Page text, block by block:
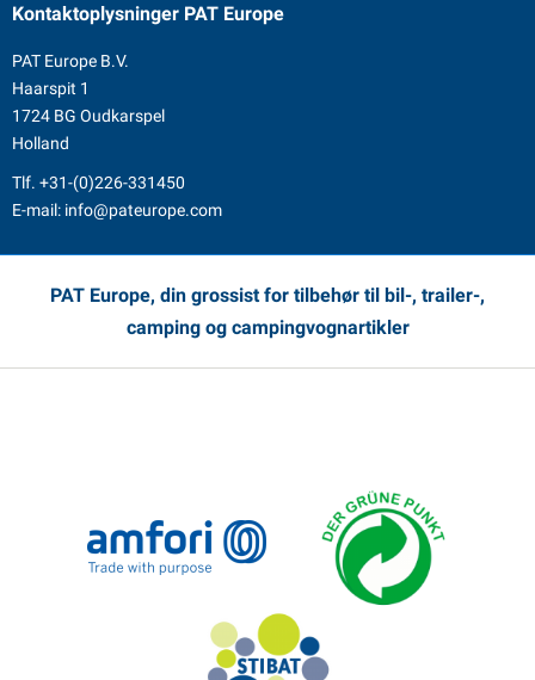
Kontaktoplysninger PAT Europe
PAT Europe B.V.
Haarspit 1
1724 BG Oudkarspel
Holland
Tlf. +31-(0)226-331450
E-mail: info@pateurope.com
PAT Europe, din grossist for tilbehør til bil-, trailer-,
camping og campingvognartikler